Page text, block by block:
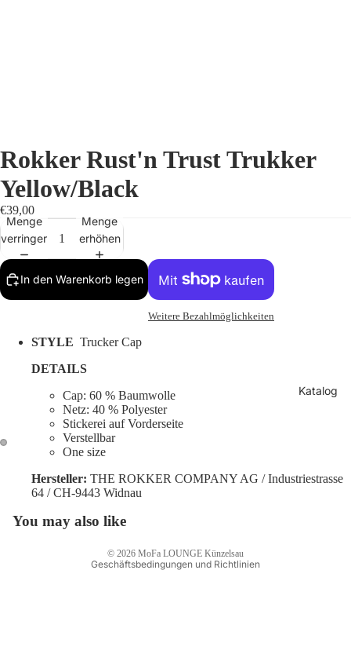
Katalog
Rokker Rust'n Trust Trukker
Yellow/Black
€39,00
Menge
verringern
Menge
erhöhen
In den Warenkorb legen
Weitere Bezahlmöglichkeiten
STYLE Trucker Cap
DETAILS
Cap: 60 % Baumwolle
Netz: 40 % Polyester
Stickerei auf Vorderseite
Verstellbar
One size
Hersteller: THE ROKKER COMPANY AG / Industriestrasse
64 / CH-9443 Widnau
You may also like
© 2026 MoFa LOUNGE Künzelsau
Geschäftsbedingungen und Richtlinien
Datenschutzerklärung
Widerrufsrecht
Versand
Impressum